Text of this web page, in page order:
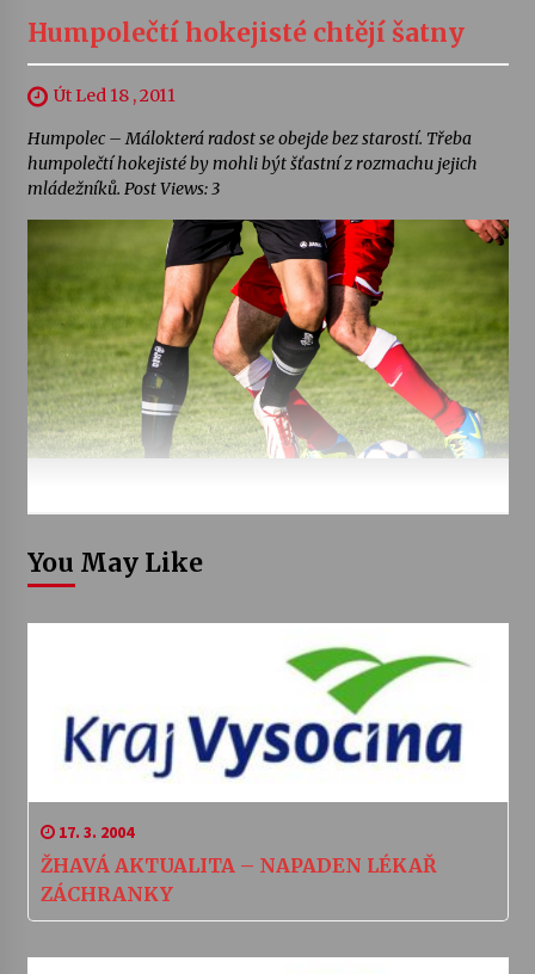
Humpolečtí hokejisté chtějí šatny
Út Led 18 , 2011
Humpolec – Málokterá radost se obejde bez starostí. Třeba
humpolečtí hokejisté by mohli být šťastní z rozmachu jejich
mládežníků. Post Views: 3
You May Like
17. 3. 2004
ŽHAVÁ AKTUALITA – NAPADEN LÉKAŘ
ZÁCHRANKY